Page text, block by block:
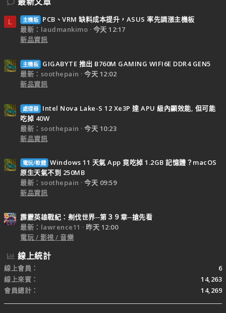
L 主機板
PCB、VRM 缺料成本提升，ASUS 率先調漲主機板
最新：laudmankimo
今天 12:17
新品資訊
主機板
GIGABYTE 推出 B760M GAMING WIFI6E DDR4 GEN5
最新：soothepain
今天 12:02
新品資訊
處理器
Intel Nova Lake-S 12 Xe3P 達 APU 級內顯效能, 但可能
吃掉 40W
最新：soothepain
今天 10:23
新品資訊
電玩/軟體 Windows 11 天氣 App 竟吃掉 1.2GB 記憶體？macOS
原生天氣不到 250MB
最新：soothepain
今天 09:59
新品資訊
霹靂英雄戰紀：刜伐世界─第３９章─搶先看
最新：lawrence11
昨天 12:00
電玩 / 影視 / 音樂
線上統計
線上會員
6
線上來賓
14,263
會員總計
14,269